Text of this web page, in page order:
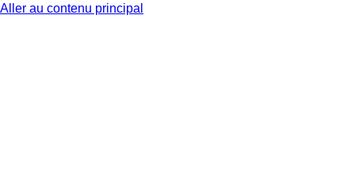
Aller au contenu principal